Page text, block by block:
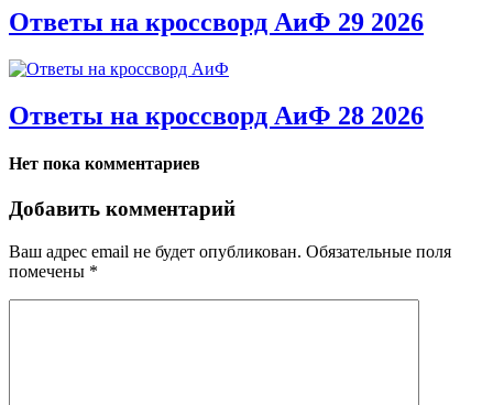
Ответы на кроссворд АиФ 29 2026
Ответы на кроссворд АиФ 28 2026
Нет пока комментариев
Добавить комментарий
Ваш адрес email не будет опубликован. Обязательные поля
помечены *